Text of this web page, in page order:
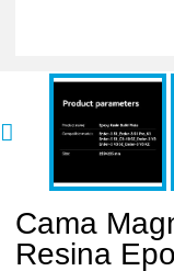
Cama
Resina